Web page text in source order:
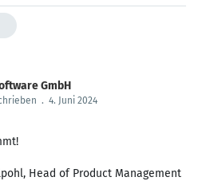
GmbH
. 4. Juni 2024
Head of Product Management